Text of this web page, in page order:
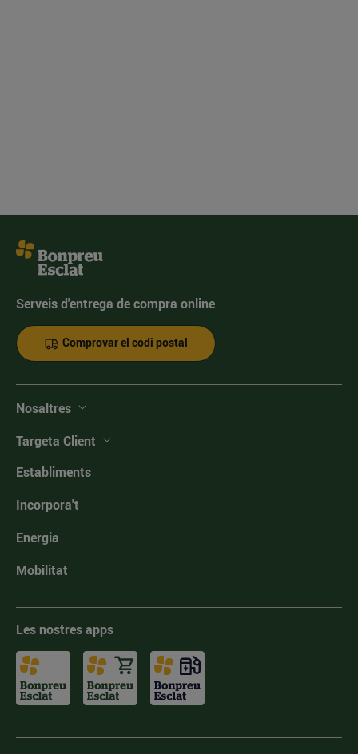
Serveis d'entrega de compra online
Comprovar el codi postal
Nosaltres
Targeta Client
Establiments
Incorpora't
Energia
Mobilitat
Les nostres apps